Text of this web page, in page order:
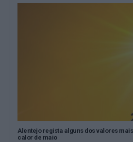
Alentejo regista alguns dos valores
calor de maio